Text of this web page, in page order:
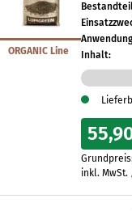
ORGANIC Line
Inhalt:
inkl. MwSt.